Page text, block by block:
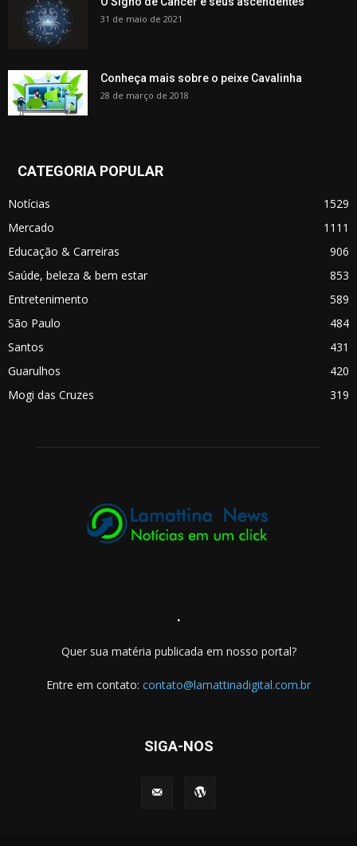
31 de maio de 2021
Conheça mais sobre o peixe Cavalinha
28 de março de 2018
CATEGORIA POPULAR
Notícias
1529
Mercado
1111
Educação & Carreiras
906
Saúde, beleza & bem estar
853
Entretenimento
589
São Paulo
484
Santos
431
Guarulhos
420
Mogi das Cruzes
319
.
Quer sua matéria publicada em nosso portal?
Entre em contato: contato@lamattinadigital.com.br
SIGA-NOS